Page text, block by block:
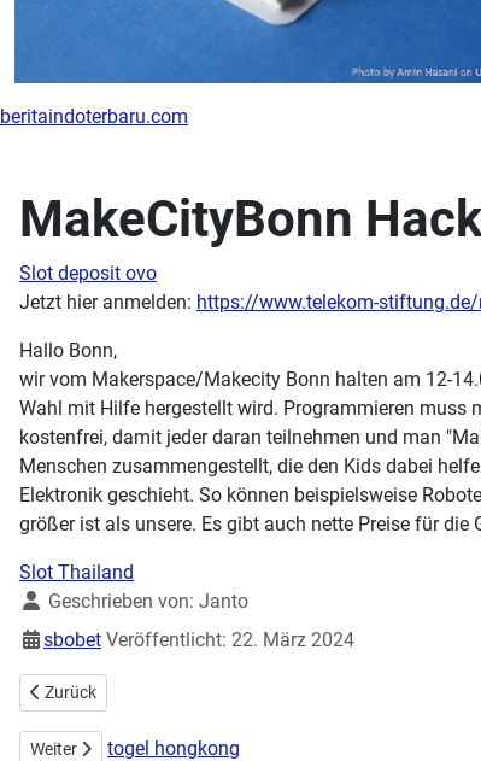
beritaindoterbaru.com
MakeCityBonn
Slot deposit ovo
Jetzt hier anmelden: https://www.telekom-
Hallo Bonn,
wir vom Makerspace/Makecity Bonn halten am 12-
Wahl mit Hilfe hergestellt wird. Programmieren muss
kostenfrei, damit jeder daran teilnehmen und man
Menschen zusammengestellt, die den Kids dabei
Elektronik geschieht. So können beispielsweise
größer ist als unsere. Es gibt auch nette Preise für die
Slot Thailand
DetailsGeschrieben von: Janto
sbobet Veröffentlicht: 22. März 2024
Vorheriger Beitrag: Osternähworkshop
Zurück
Nächster Beitrag: Fröhliche Weihnachten 2023
Weiter togel hongkong